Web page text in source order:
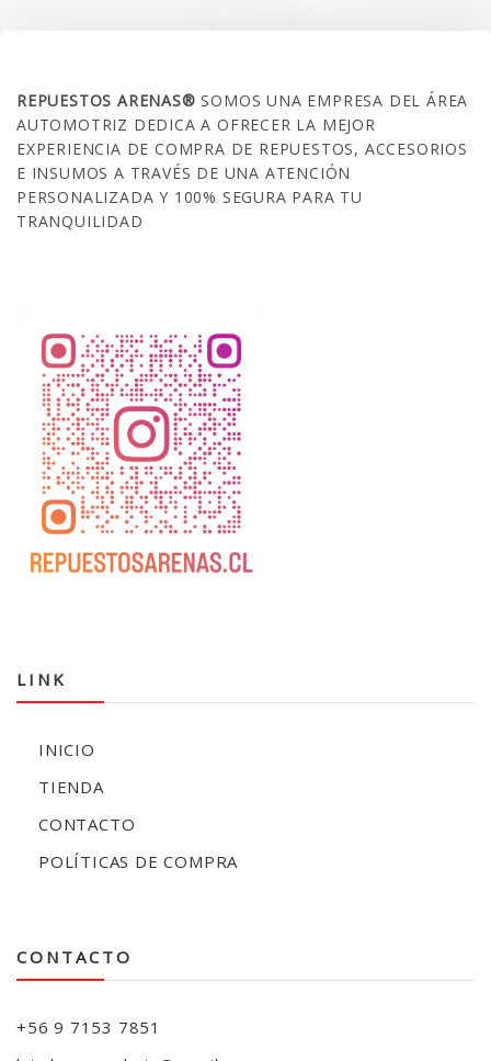
REPUESTOS ARENAS®SOMOS UNA EMPRESA DEL ÁREA
AUTOMOTRIZ DEDICA A OFRECER LA MEJOR
EXPERIENCIA DE COMPRA DE REPUESTOS, ACCESORIOS
E INSUMOS A TRAVÉS DE UNA ATENCIÓN
PERSONALIZADA Y 100% SEGURA PARA TU
TRANQUILIDAD
LINK
INICIO
TIENDA
CONTACTO
POLÍTICAS DE COMPRA
CONTACTO
+56 9 7153 7851